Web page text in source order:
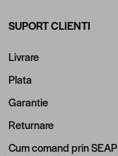
SUPORT CLIENTI
Livrare
Plata
Garantie
Returnare
Cum comand prin SEAP